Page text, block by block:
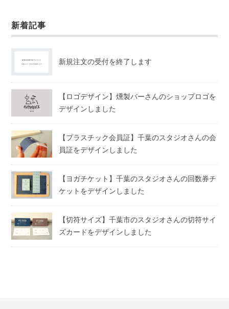
新着記事
新規注文の受付を終了します
【ロゴデザイン】燻製バーさんのショップロゴを
デザインしました
【プラスチック会員証】千葉のスタジオさんの会
員証をデザインしました
【ヨガチケット】千葉のスタジオさんの回数券チ
ケットをデザインしました
【切符サイズ】千葉市のスタジオさんの切符サイ
ズカードをデザインしました